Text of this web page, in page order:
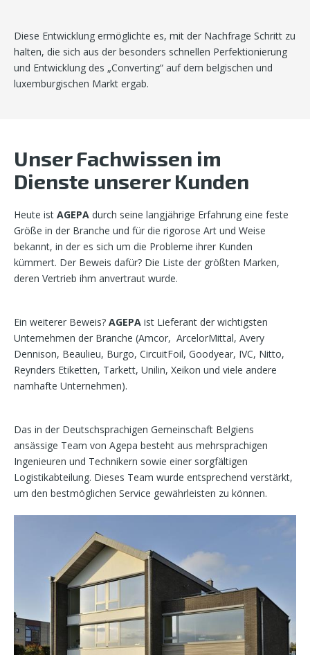
Diese Entwicklung ermöglichte es, mit der Nachfrage Schritt zu
halten, die sich aus der besonders schnellen Perfektionierung
und Entwicklung des „Converting“ auf dem belgischen und
luxemburgischen Markt ergab.
Unser Fachwissen im
Dienste unserer Kunden
Heute ist AGEPA durch seine langjährige Erfahrung eine feste
Größe in der Branche und für die rigorose Art und Weise
bekannt, in der es sich um die Probleme ihrer Kunden
kümmert. Der Beweis dafür? Die Liste der größten Marken,
deren Vertrieb ihm anvertraut wurde.
Ein weiterer Beweis? AGEPA ist Lieferant der wichtigsten
Unternehmen der Branche (Amcor, ArcelorMittal, Avery
Dennison, Beaulieu, Burgo, CircuitFoil, Goodyear, IVC, Nitto,
Reynders Etiketten, Tarkett, Unilin, Xeikon und viele andere
namhafte Unternehmen).
Das in der Deutschsprachigen Gemeinschaft Belgiens
ansässige Team von Agepa besteht aus mehrsprachigen
Ingenieuren und Technikern sowie einer sorgfältigen
Logistikabteilung. Dieses Team wurde entsprechend verstärkt,
um den bestmöglichen Service gewährleisten zu können.